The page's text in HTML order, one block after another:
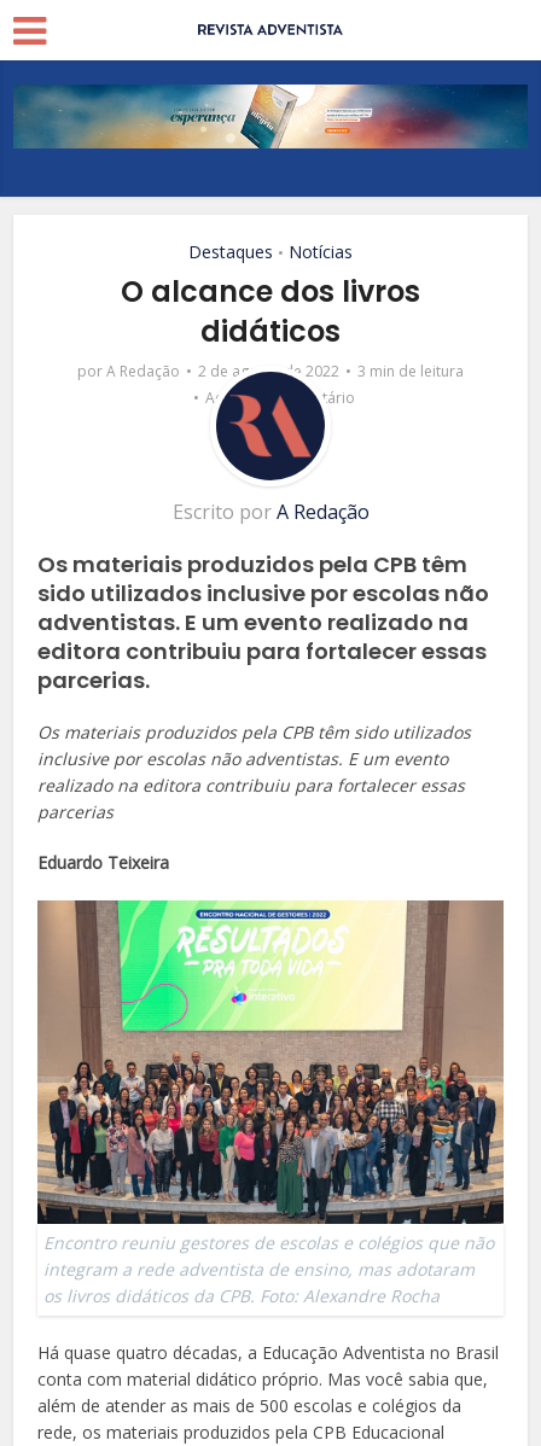
Destaques • Notícias
O alcance dos livros
didáticos
porA Redação 2 de agosto de 2022
3 min de leitura
Adicionar comentário
Escrito porA Redação
Os materiais produzidos pela CPB têm
sido utilizados inclusive por escolas não
adventistas. E um evento realizado na
editora contribuiu para fortalecer essas
parcerias.
Os materiais produzidos pela CPB têm sido utilizados
inclusive por escolas não adventistas. E um evento
realizado na editora contribuiu para fortalecer essas
parcerias
Eduardo Teixeira
Encontro reuniu gestores de escolas e colégios que não
integram a rede adventista de ensino, mas adotaram
os livros didáticos da CPB. Foto: Alexandre Rocha
Há quase quatro décadas, a Educação Adventista no Brasil
conta com material didático próprio. Mas você sabia que,
além de atender as mais de 500 escolas e colégios da
rede, os materiais produzidos pela CPB Educacional